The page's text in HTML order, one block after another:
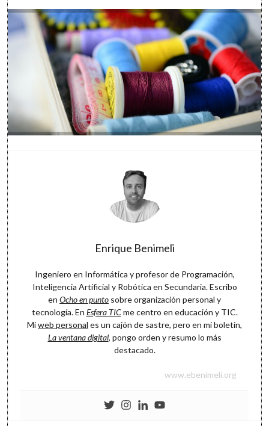
Enrique Benimeli
Ingeniero en Informática y profesor de Programación,
Inteligencia Artificial y Robótica en Secundaria. Escribo
en Ocho en punto sobre organización personal y
tecnología. En Esfera TICme centro en educación y TIC.
Miweb personal es un cajón de sastre, pero en mi boletín,
La ventana digital, pongo orden y resumo lo más
destacado.
www.ebenimeli.org